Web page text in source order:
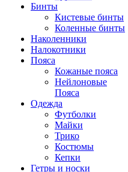
Бинты
Кистевые бинты
Коленные бинты
Наколенники
Налокотники
Пояса
Кожаные пояса
Нейлоновые
Пояса
Одежда
Футболки
Майки
Трико
Костюмы
Кепки
Гетры и носки